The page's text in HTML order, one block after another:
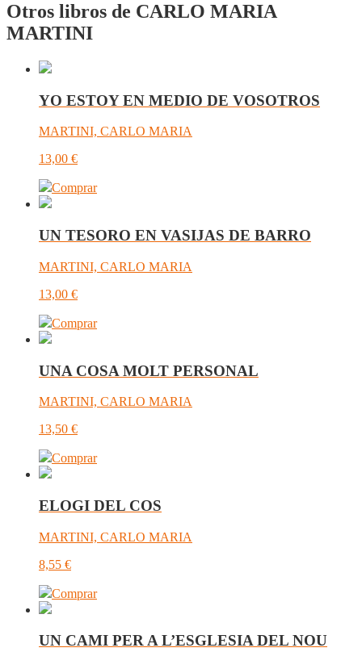
Otros libros de CARLO MARIA
MARTINI
YO ESTOY EN MEDIO DE VOSOTROS
MARTINI, CARLO MARIA
13,00 €
Comprar
UN TESORO EN VASIJAS DE BARRO
MARTINI, CARLO MARIA
13,00 €
Comprar
UNA COSA MOLT PERSONAL
MARTINI, CARLO MARIA
13,50 €
Comprar
ELOGI DEL COS
MARTINI, CARLO MARIA
8,55 €
Comprar
UN CAMI PER A L’ESGLESIA DEL NOU